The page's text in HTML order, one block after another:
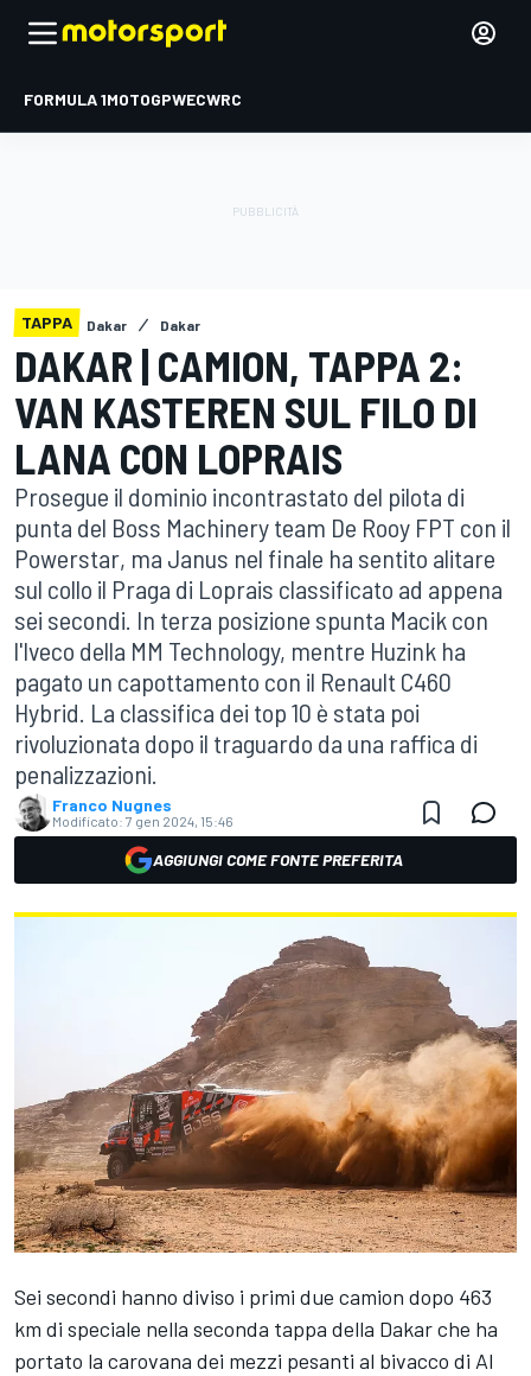
FORMULA 1MOTOGPWECWRC
TAPPA Dakar Dakar
DAKAR | CAMION, TAPPA 2:
VAN KASTEREN SUL FILO DI
LANA CON LOPRAIS
Prosegue il dominio incontrastato del pilota di
punta del Boss Machinery team De Rooy FPT con il
Powerstar, ma Janus nel finale ha sentito alitare
sul collo il Praga di Loprais classificato ad appena
sei secondi. In terza posizione spunta Macik con
l'Iveco della MM Technology, mentre Huzink ha
pagato un capottamento con il Renault C460
Hybrid. La classifica dei top 10 è stata poi
rivoluzionata dopo il traguardo da una raffica di
penalizzazioni.
Franco Nugnes
Modificato: 7 gen 2024, 15:46
AGGIUNGI COME FONTE PREFERITA
Sei secondi hanno diviso i primi due camion dopo 463
km di speciale nella seconda tappa della Dakar che ha
portato la carovana dei mezzi pesanti al bivacco di Al